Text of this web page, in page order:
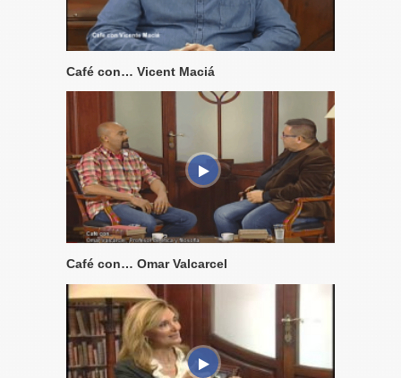
Café con… Vicent Maciá
Café con… Omar Valcarcel